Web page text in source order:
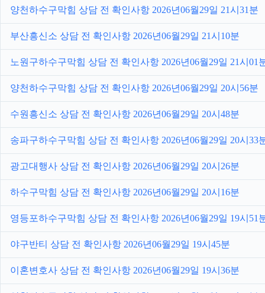
양천하수구막힘 상담 전 확인사항 2026년06월29일 21시31분
부산흥신소 상담 전 확인사항 2026년06월29일 21시10분
노원구하수구막힘 상담 전 확인사항 2026년06월29일 21시01
양천하수구막힘 상담 전 확인사항 2026년06월29일 20시56분
수원흥신소 상담 전 확인사항 2026년06월29일 20시48분
송파구하수구막힘 상담 전 확인사항 2026년06월29일 20시33
광고대행사 상담 전 확인사항 2026년06월29일 20시26분
하수구막힘 상담 전 확인사항 2026년06월29일 20시16분
영등포하수구막힘 상담 전 확인사항 2026년06월29일 19시51
야구반티 상담 전 확인사항 2026년06월29일 19시45분
이혼변호사 상담 전 확인사항 2026년06월29일 19시36분